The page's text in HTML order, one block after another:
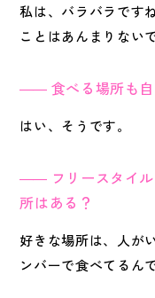
私は、バラバラです
ことはあんまりないで
食べる場所も
はい、そうです。
フリースタイ
所はある？
好きな場所は、人が
ンバーで食べてるんで